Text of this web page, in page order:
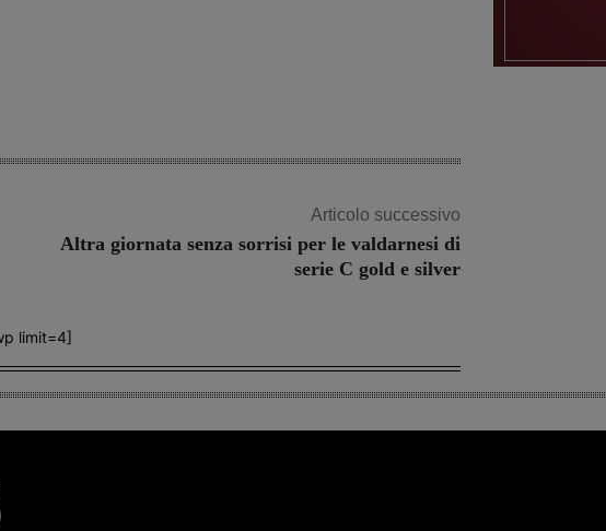
Articolo successivo
Altra giornata senza sorrisi per le valdarnesi di
serie C gold e silver
limit=4]